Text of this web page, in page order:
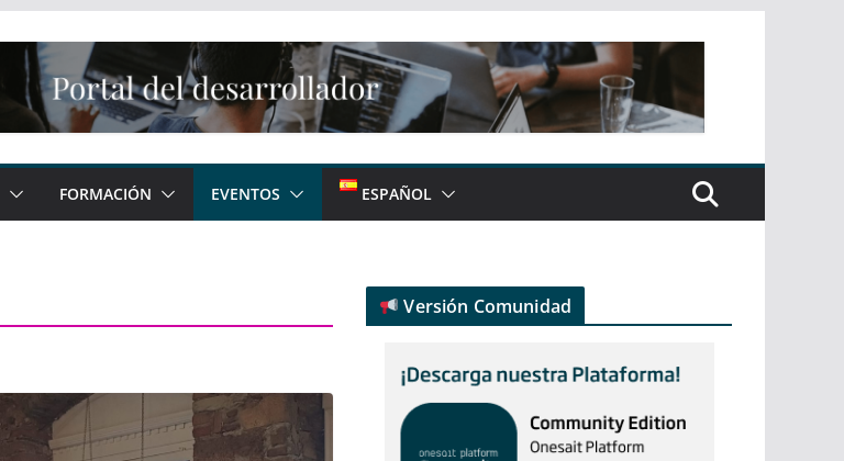
FORMACIÓN EVENTOS ESPAÑOL
Versión Comunidad